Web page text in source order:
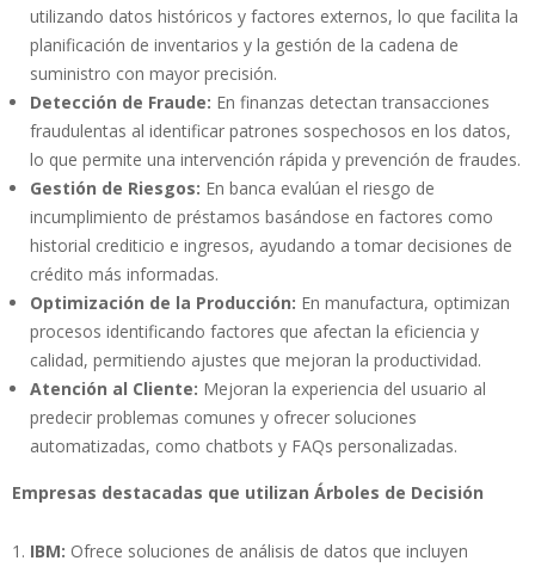
utilizando datos históricos y factores externos, lo que facilita la
planificación de inventarios y la gestión de la cadena de
suministro con mayor precisión.
Detección de Fraude: En finanzas detectan transacciones
fraudulentas al identificar patrones sospechosos en los datos,
lo que permite una intervención rápida y prevención de fraudes.
Gestión de Riesgos: En banca evalúan el riesgo de
incumplimiento de préstamos basándose en factores como
historial crediticio e ingresos, ayudando a tomar decisiones de
crédito más informadas.
Optimización de la Producción: En manufactura, optimizan
procesos identificando factores que afectan la eficiencia y
calidad, permitiendo ajustes que mejoran la productividad.
Atención al Cliente: Mejoran la experiencia del usuario al
predecir problemas comunes y ofrecer soluciones
automatizadas, como chatbots y FAQs personalizadas.
Empresas destacadas que utilizan Árboles de Decisión
IBM: Ofrece soluciones de análisis de datos que incluyen